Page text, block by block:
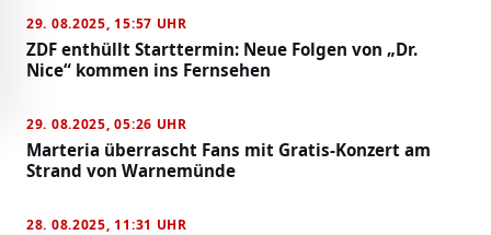
29. 08.2025, 15:57 UHR
ZDF enthüllt Starttermin: Neue Folgen von „Dr.
Nice“ kommen ins Fernsehen
29. 08.2025, 05:26 UHR
Marteria überrascht Fans mit Gratis-Konzert am
Strand von Warnemünde
28. 08.2025, 11:31 UHR